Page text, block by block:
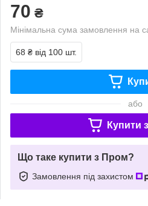
70 ₴
Мінімальна сума замовлення на
68 ₴ від 100 шт.
або
Купити з
Що таке купити з Пром?
Замовлення під захистом